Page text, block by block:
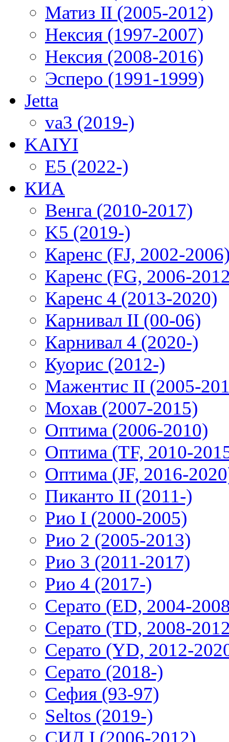
Матиз II (2005-2012)
Нексия (1997-2007)
Нексия (2008-2016)
Эсперо (1991-1999)
Jetta
va3 (2019-)
KAIYI
E5 (2022-)
КИА
Венга (2010-2017)
K5 (2019-)
Каренс (FJ, 2002-
Каренс (FG, 2006-
Каренс 4 (2013-2020)
Карнивал II (00-06)
Карнивал 4 (2020-)
Куорис (2012-)
Мажентис II (2005-
Мохав (2007-2015)
Оптима (2006-2010)
Оптима (TF, 2010-
Оптима (JF, 2016-
Пиканто II (2011-)
Рио I (2000-2005)
Рио 2 (2005-2013)
Рио 3 (2011-2017)
Рио 4 (2017-)
Серато (ED, 2004-
Серато (TD, 2008-
Серато (YD, 2012-
Серато (2018-)
Сефия (93-97)
Seltos (2019-)
СИД I (2006-2012)